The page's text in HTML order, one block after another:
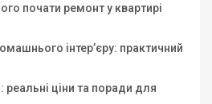
почати ремонт у квартирі
інтер’єру: практичний
реальні ціни та поради для